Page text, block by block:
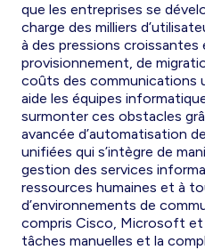
que les entreprises se
charge des milliers
à des pressions
provisionnement, de
coûts des communications
aide les équipes
surmonter ces obstacles
avancée d’automatisation
unifiées qui s’intègre de
gestion des services
ressources humaines et à
d’environnements de
compris Cisco, Microsoft et
tâches manuelles et la